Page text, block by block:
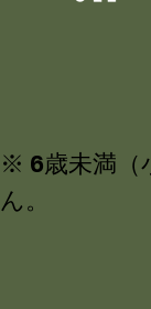
※ 6歳未満（
ん。